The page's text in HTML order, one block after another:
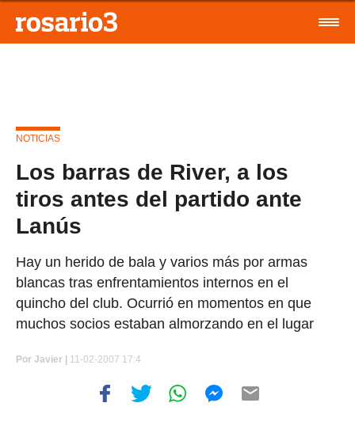
NOTICIAS
Los barras de River, a los
tiros antes del partido ante
Lanús
Hay un herido de bala y varios más por armas
blancas tras enfrentamientos internos en el
quincho del club. Ocurrió en momentos en que
muchos socios estaban almorzando en el lugar
Por Javier | 11-02-2007 17:4